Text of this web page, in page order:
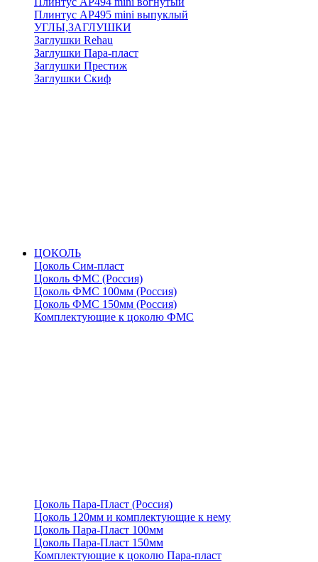
Плинтус АР495 mini выпуклый
УГЛЫ,ЗАГЛУШКИ
Заглушки Rehau
Заглушки Пара-пласт
Заглушки Престиж
Заглушки Скиф
ЦОКОЛЬ
Цоколь Сим-пласт
Цоколь ФМС (Россия)
Цоколь ФМС 100мм (Россия)
Цоколь ФМС 150мм (Россия)
Комплектующие к цоколю ФМС
Цоколь Пара-Пласт (Россия)
Цоколь 120мм и комплектующие к нему
Цоколь Пара-Пласт 100мм
Цоколь Пара-Пласт 150мм
Комплектующие к цоколю Пара-пласт